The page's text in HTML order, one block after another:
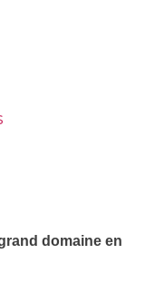
domaine en